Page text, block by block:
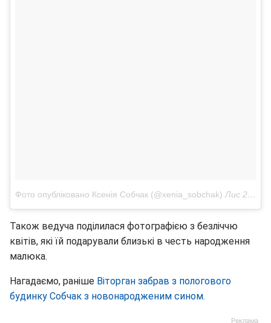
Фото опубліковано Ксенія Собчак (@xenia_sobchak) Лис 21 2016 в 11:51 PST
Також ведуча поділилася фотографією з безліччю
квітів, які їй подарували близькі в честь народження
малюка.
Нагадаємо, раніше Віторган забрав з пологового
будинку Собчак з новонародженим сином.